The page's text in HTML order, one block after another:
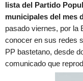
lista del Partido
municipales del mes
pasado viernes, por la
conocer en sus redes
PP bastetano, desde
comunicado que